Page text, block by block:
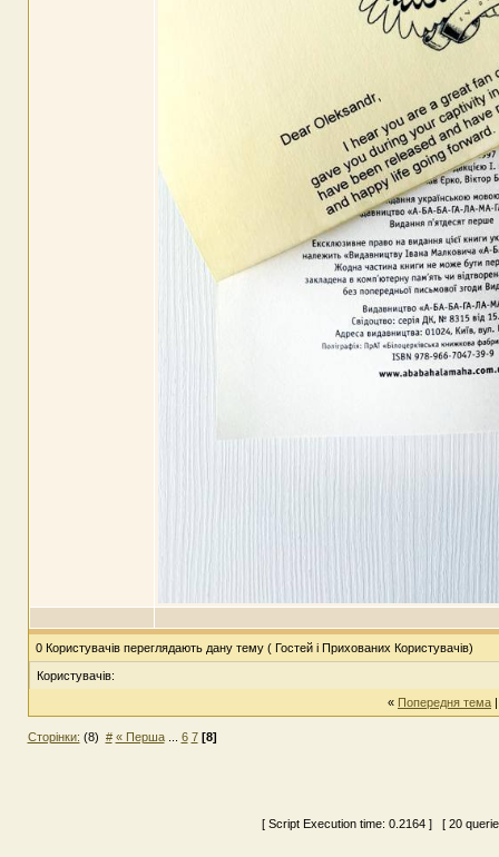
0 Користувачів переглядають дану тему ( Гостей і Прихованих Користувачів)
Користувачів:
« Попередня тема
Сторінки: (8) # « Перша... 6 7 [8]
[ Script Execution time: 0.2164 ] [ 20